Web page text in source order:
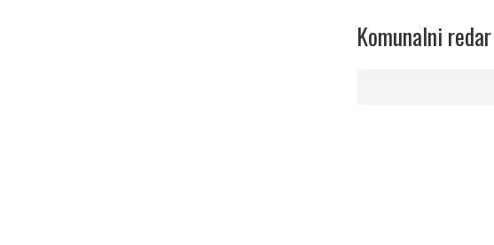
Komunalni redar